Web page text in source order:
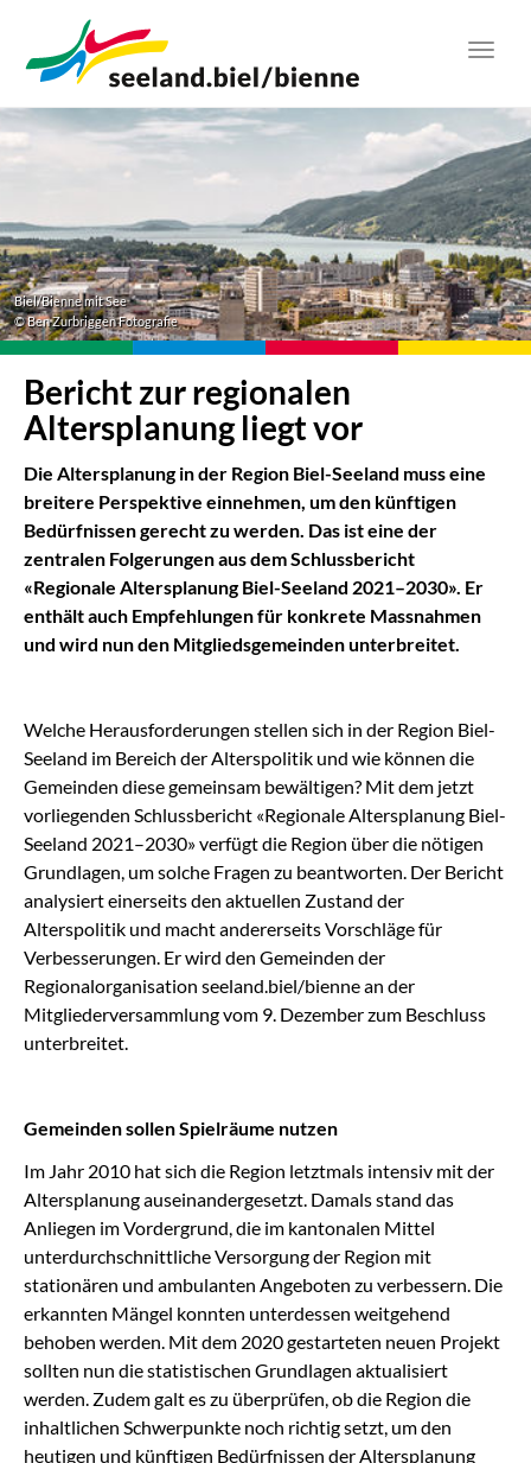
Hauptinhalt
springen
Toggle
Biel/Bienne mit See
© Ben Zurbriggen Fotografie
Bericht zur regionalen
Altersplanung liegt vor
Die Altersplanung in der Region Biel-Seeland muss eine
breitere Perspektive einnehmen, um den künftigen
Bedürfnissen gerecht zu werden. Das ist eine der
zentralen Folgerungen aus dem Schlussbericht
«Regionale Altersplanung Biel-Seeland 2021–2030». Er
enthält auch Empfehlungen für konkrete Massnahmen
und wird nun den Mitgliedsgemeinden unterbreitet.
Welche Herausforderungen stellen sich in der Region Biel-
Seeland im Bereich der Alterspolitik und wie können die
Gemeinden diese gemeinsam bewältigen? Mit dem jetzt
vorliegenden Schlussbericht «Regionale Altersplanung Biel-
Seeland 2021–2030» verfügt die Region über die nötigen
Grundlagen, um solche Fragen zu beantworten. Der Bericht
analysiert einerseits den aktuellen Zustand der
Alterspolitik und macht andererseits Vorschläge für
Verbesserungen. Er wird den Gemeinden der
Regionalorganisation seeland.biel/bienne an der
Mitgliederversammlung vom 9. Dezember zum Beschluss
unterbreitet.
Gemeinden sollen Spielräume nutzen
Im Jahr 2010 hat sich die Region letztmals intensiv mit der
Altersplanung auseinandergesetzt. Damals stand das
Anliegen im Vordergrund, die im kantonalen Mittel
unterdurchschnittliche Versorgung der Region mit
stationären und ambulanten Angeboten zu verbessern. Die
erkannten Mängel konnten unterdessen weitgehend
behoben werden. Mit dem 2020 gestarteten neuen Projekt
sollten nun die statistischen Grundlagen aktualisiert
werden. Zudem galt es zu überprüfen, ob die Region die
inhaltlichen Schwerpunkte noch richtig setzt, um den
heutigen und künftigen Bedürfnissen der Altersplanung